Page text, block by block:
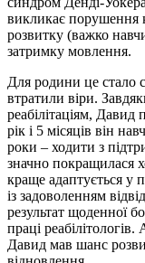
викликає порушення
розвитку (важко
затримку мовлення.
Для родини це стало
втратили віри.
реабілітаціям,
рік і 5 місяців він
роки – ходити з
значно покращилася
краще адаптується у
із задоволенням
результат щоденної
праці
Давид мав шанс